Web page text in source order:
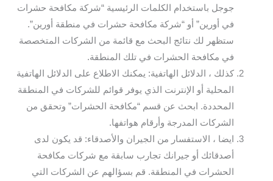
جوجل باستخدام الكلمات الرئيسية “شركة مكافحة حشرات
في أورين” أو “شركة مكافحة حشرات في منطقة أورين”.
ستظهر لك نتائج البحث مع قائمة من الشركات المتخصصة
في مكافحة الحشرات في تلك المنطقة.
كذلك ، الدلائل الهاتفية: يمكنك الاطلاع على الدلائل الهاتفية
المحلية أو الإنترنت الذي يوفر قوائم للشركات في المنطقة
المحددة. ابحث عن قسم “مكافحة الحشرات” وتحقق من
الشركات المدرجة وأرقام هواتفها.
ايضا ، الاستفسار من الجيران والأصدقاء: قد يكون لدى
أصدقائك أو جيرانك تجارب سابقة مع شركات مكافحة
الحشرات في المنطقة. قم بسؤالهم عن الشركات التي